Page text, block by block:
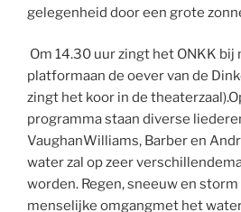
gelegenheid door een grote
Om 14.30 uur zingt het ONKK bij
platformaan de oever van de
zingt het koor in de
programma staan diverse
VaughanWilliams, Barber en
water zal op zeer
worden. Regen, sneeuw en storm
menselijke omgangmet het